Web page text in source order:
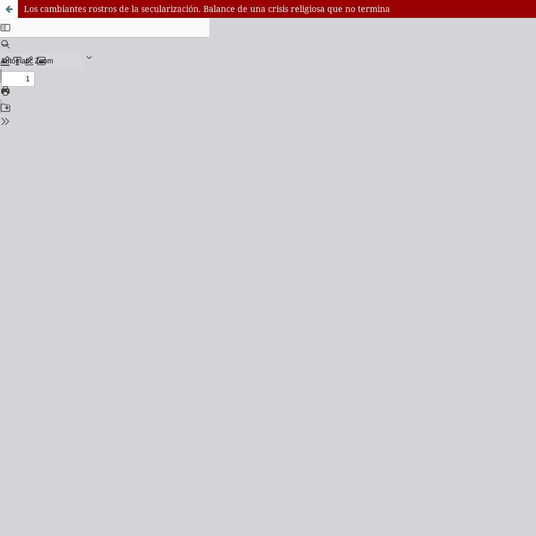
Los cambiantes rostros de la secularización. Balance de una crisis religiosa que no termina